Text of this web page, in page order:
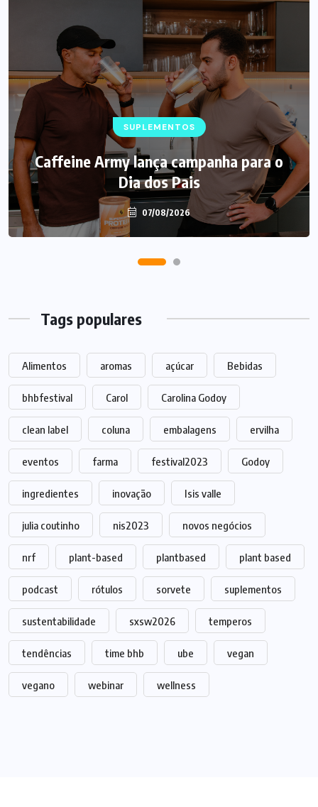
SUPLEMENTOS
Caffeine Army lança campanha para o
Dia dos Pais
07/08/2026
Tags populares
Alimentos aromas açúcar Bebidas
bhbfestival Carol Carolina Godoy
clean label coluna embalagens ervilha
eventos farma festival2023 Godoy
ingredientes inovação Isis valle
julia coutinho nis2023 novos negócios
nrf plant-based plantbased plant based
podcast rótulos sorvete suplementos
sustentabilidade sxsw2026 temperos
tendências time bhb ube vegan
vegano webinar wellness